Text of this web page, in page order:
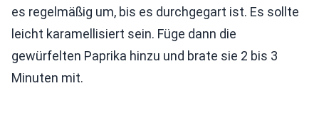
es regelmäßig um, bis es durchgegart ist. Es sollte
leicht karamellisiert sein. Füge dann die
gewürfelten Paprika hinzu und brate sie 2 bis 3
Minuten mit.